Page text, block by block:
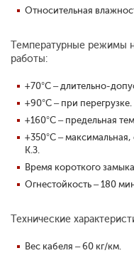
Относительная
Температурные режимы
работы:
+70°С – длительно-
+90°С – при перегрузке.
+160°С – предельная
+350°С –
К.З.
Время короткого
Огнестойкость – 180
Технические
Вес кабеля – 60 кг/км.